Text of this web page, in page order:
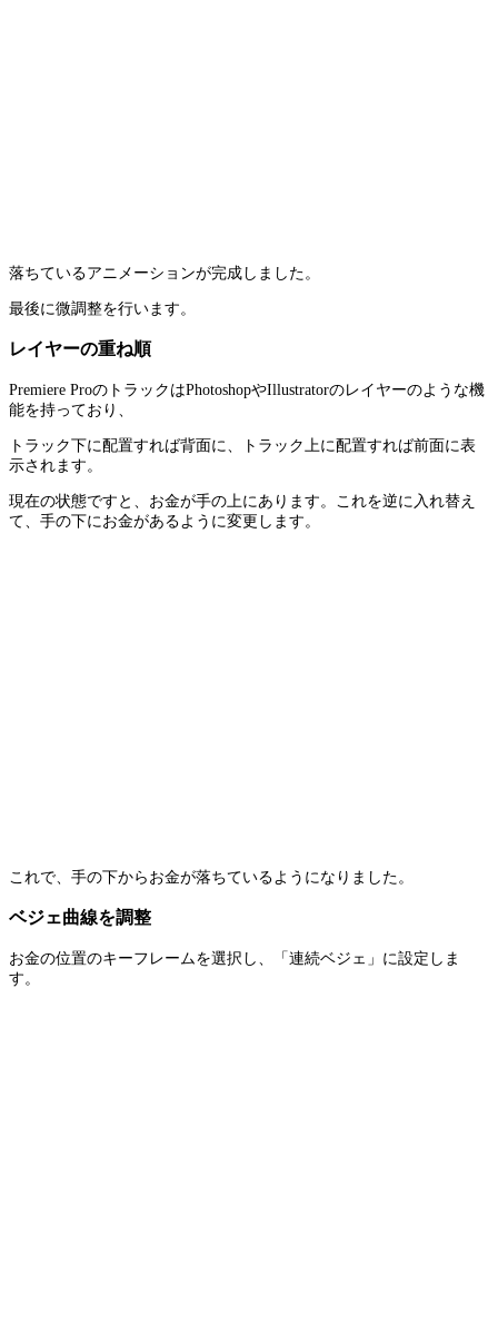
落ちているアニメーションが完成しました。
最後に微調整を行います。
レイヤーの重ね順
Premiere ProのトラックはPhotoshopやIllustratorのレイヤーのような機
能を持っており、
トラック下に配置すれば背面に、トラック上に配置すれば前面に表
示されます。
現在の状態ですと、お金が手の上にあります。これを逆に入れ替え
て、手の下にお金があるように変更します。
これで、手の下からお金が落ちているようになりました。
ベジェ曲線を調整
お金の位置のキーフレームを選択し、「連続ベジェ」に設定しま
す。